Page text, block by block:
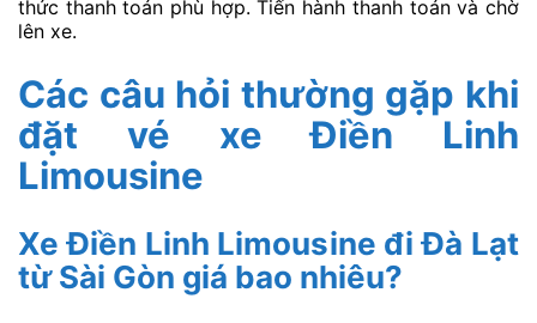
thức thanh toán phù hợp. Tiến hành thanh toán và chờ
lên xe.
Các câu hỏi thường gặp khi
đặt vé xe Điền Linh
Limousine
Xe Điền Linh Limousine đi Đà Lạt
từ Sài Gòn giá bao nhiêu?